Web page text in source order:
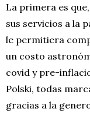
La primera es
sus servicios a la
le permitiera
un costo
covid y pre-
Polski, todas
gracias a la